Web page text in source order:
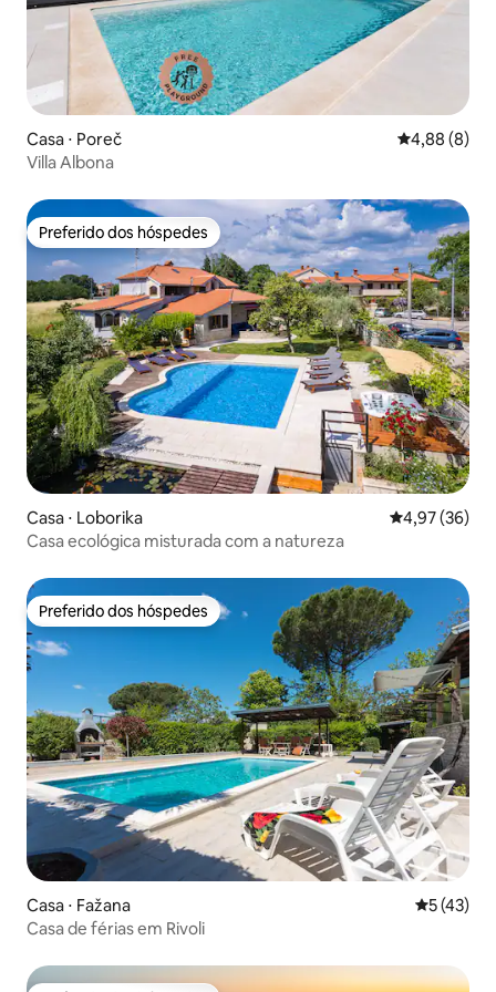
Casa ⋅ Poreč 4,88 de uma
4,88 (8)
Villa Albona
Preferido dos hóspedes
Preferido dos hóspedes
Casa ⋅ Loborika 4,97 de uma
4,97 (36)
Casa ecológica misturada com a natureza
Preferido dos hóspedes
Preferido dos hóspedes
Casa ⋅ Fažana 5 de uma
5 (43)
Casa de férias em Rivoli